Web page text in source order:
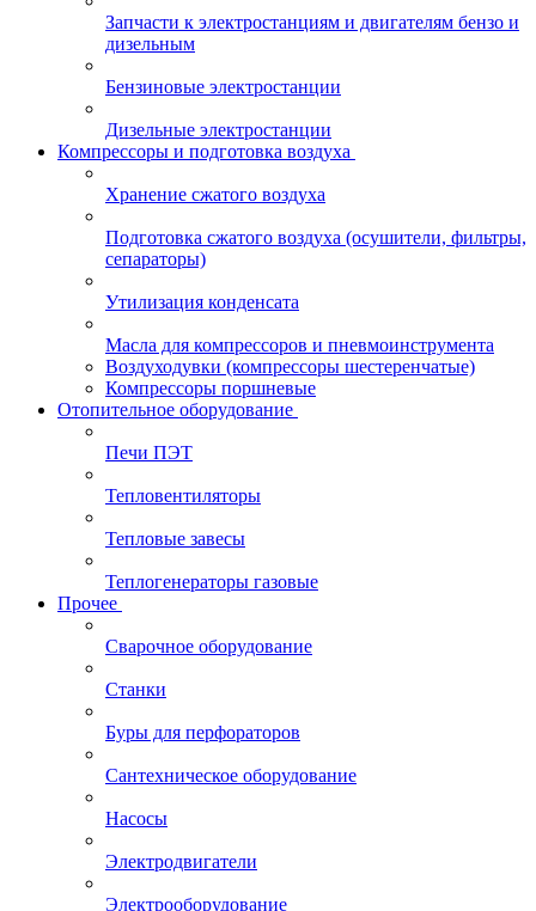
Запчасти к электростанциям и двигателям бензо и
дизельным
Бензиновые электростанции
Дизельные электростанции
Компрессоры и подготовка воздуха
Хранение сжатого воздуха
Подготовка сжатого воздуха (осушители, фильтры,
сепараторы)
Утилизация конденсата
Масла для компрессоров и пневмоинструмента
Воздуходувки (компрессоры шестеренчатые)
Компрессоры поршневые
Отопительное оборудование
Печи ПЭТ
Тепловентиляторы
Тепловые завесы
Теплогенераторы газовые
Прочее
Сварочное оборудование
Станки
Буры для перфораторов
Сантехническое оборудование
Насосы
Электродвигатели
Электрооборудование